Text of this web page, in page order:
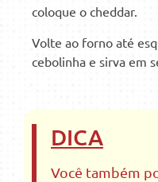
coloque o cheddar.
Volte ao forno até
cebolinha e sirva em
DICA
Você também